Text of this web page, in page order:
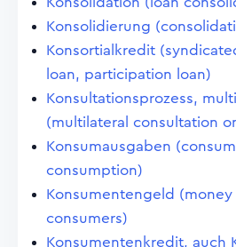
Konsolidierung
Konsortialkredit
loan, participation loan)
Konsultationsprozess,
(multilateral consultation
Konsumausgaben
consumption)
Konsumentengeld
consumers)
Konsumentenkredit, auch